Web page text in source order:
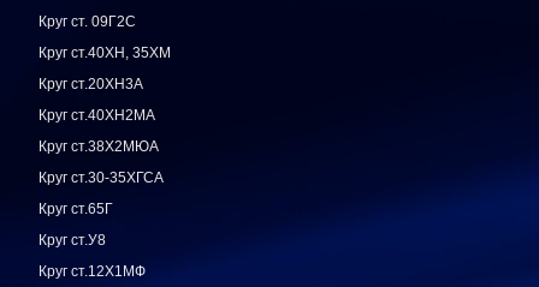
Круг ст. 09Г2С
Круг ст.40ХН, 35ХМ
Круг ст.20ХН3А
Круг ст.40ХН2МА
Круг ст.38Х2МЮА
Круг ст.30-35ХГСА
Круг ст.65Г
Круг ст.У8
Круг ст.12Х1МФ